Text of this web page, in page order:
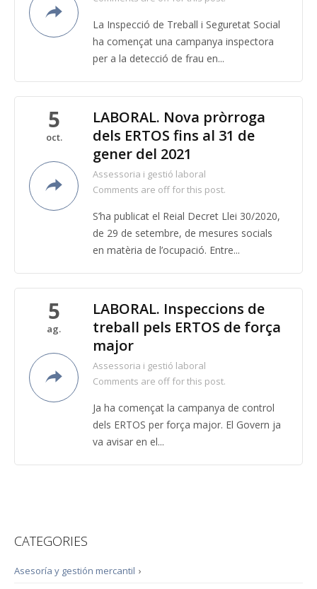
La Inspecció de Treball i Seguretat Social
ha començat una campanya inspectora
per a la detecció de frau en...
5
oct.
LABORAL. Nova pròrroga
dels ERTOS fins al 31 de
gener del 2021
Assessoria i gestió laboral
Comments are off for this post.
S’ha publicat el Reial Decret Llei 30/2020,
de 29 de setembre, de mesures socials
en matèria de l’ocupació. Entre...
5
ag.
LABORAL. Inspeccions de
treball pels ERTOS de força
major
Assessoria i gestió laboral
Comments are off for this post.
Ja ha començat la campanya de control
dels ERTOS per força major. El Govern ja
va avisar en el...
CATEGORIES
›
Asesoría y gestión mercantil